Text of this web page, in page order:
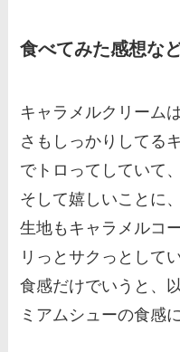
食べてみた感想な
キャラメルクリーム
さもしっかりしてる
でトロってしていて
そして嬉しいことに
生地もキャラメルコ
リっとサクっとして
食感だけでいうと、
ミアムシューの食感